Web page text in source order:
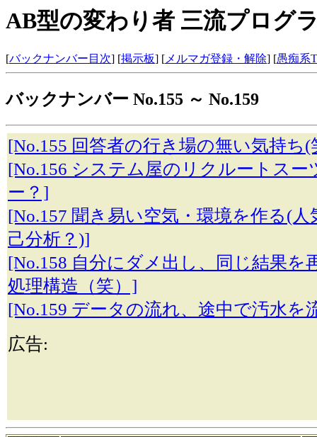
AB型の変わり者 三流プログ
[バックナンバー目次] [掲示板] [メルマガ登録・解除] [愚痴系
バックナンバー No.155 ～ No.159
[No.155 回答者の行き場の無い気持ち(
[No.156 システム屋のリクルートスー
ー？]
[No.157 聞き易い空気・環境を作る(
己分析？)]
[No.158 自分にダメ出し、同じ結果を
処理構造（笑）]
[No.159 データの流れ、途中で汚水を
広告: